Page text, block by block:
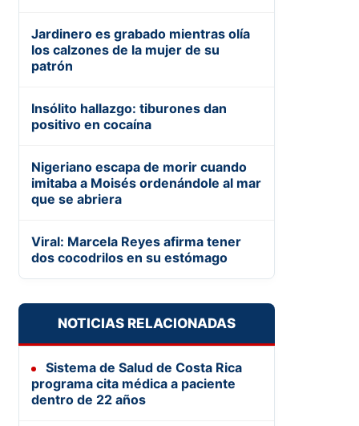
Jardinero es grabado mientras olía
los calzones de la mujer de su
patrón
Insólito hallazgo: tiburones dan
positivo en cocaína
Nigeriano escapa de morir cuando
imitaba a Moisés ordenándole al mar
que se abriera
Viral: Marcela Reyes afirma tener
dos cocodrilos en su estómago
NOTICIAS RELACIONADAS
Sistema de Salud de Costa Rica
programa cita médica a paciente
dentro de 22 años